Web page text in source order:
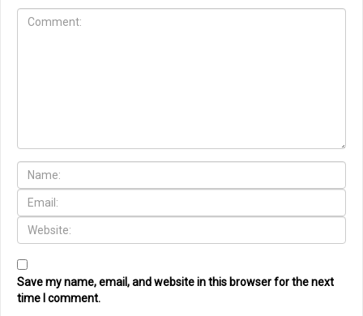
Save my name, email, and website in this browser for the next
time I comment.